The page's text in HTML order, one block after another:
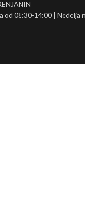
od 08:30-14:00 | Nedelja